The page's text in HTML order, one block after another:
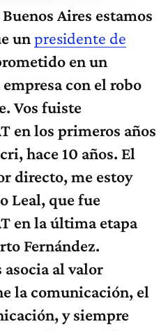
unpresidente de
en un
con el robo
Vos fuiste
en los primeros años
hace 10 años. El
directo, me estoy
Leal, que fue
en la última etapa
Fernández.
asocia al valor
la comunicación, el
y siempre
con los servicios.